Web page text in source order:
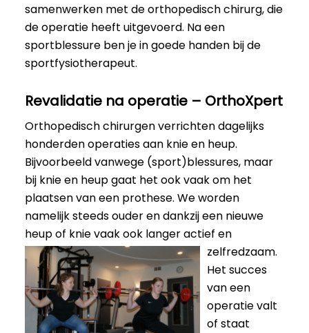
samenwerken met de orthopedisch chirurg, die
de operatie heeft uitgevoerd. Na een
sportblessure ben je in goede handen bij de
sportfysiotherapeut.
Revalidatie na operatie – OrthoXpert
Orthopedisch chirurgen verrichten dagelijks
honderden operaties aan knie en heup.
Bijvoorbeeld vanwege (sport)blessures, maar
bij knie en heup gaat het ook vaak om het
plaatsen van een prothese. We worden
namelijk steeds ouder en dankzij een nieuwe
heup of knie vaak ook langer actief en
zelfredzaam.
Het succes
van een
operatie valt
of staat